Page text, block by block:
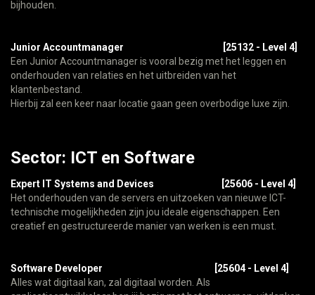
bijhouden.
Junior Accountmanager
[25132 - Level 4]
Een Junior Accountmanager is vooral bezig met het leggen en
onderhouden van relaties en het uitbreiden van het
klantenbestand.
Hierbij zal een keer naar locatie gaan geen overbodige luxe zijn.
Sector: ICT en Software
Expert IT Systems and Devices
[25606 - Level 4]
Het onderhouden van de servers en uitzoeken van nieuwe ICT-
technische mogelijkheden zijn jou ideale eigenschappen. Een
creatief en gestructureerde manier van werken is een must.
Software Developer
[25604 - Level 4]
Alles wat digitaal kan, zal digitaal worden. Als